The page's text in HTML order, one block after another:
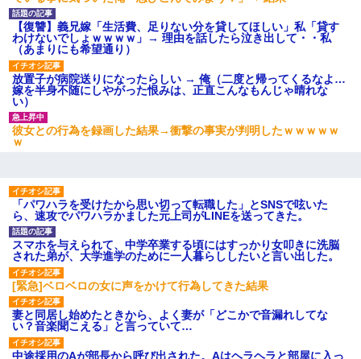
【クズ】昔、兄がお見合いして「ブスすぎｗｗｗ」と断った女性
が、兄の同級生と結婚。それを知った兄は荒れ狂い、｢嫁さん、俺
のお古ですが気分はどう？」とメールを送った→
【復讐】義兄嫁「生活費、足りない分を貸してほしい」私「貸す
わけないでしょｗｗｗｗ」→ 理由を話したら泣き出して・・私
（あまりにも希望通り）
放置子が病院送りになったらしい → 俺（二度と帰ってくるなよ…
嫁を半身不随にしやがった恨みは、正直こんなもんじゃ晴れな
い）
彼女との行為を録画した結果→衝撃の事実が判明したｗｗｗｗｗ
ｗ
「パワハラを受けたから思い切って転職した」とSNSで呟いた
ら、速攻でパワハラかました元上司がLINEを送ってきた。
スマホを与えられて、中学卒業する頃にはすっかり女叩きに洗脳
された弟が、大学進学のために一人暮らししたいと言い出した。
[緊急]ベロベロの女に声をかけて行為してきた結果
妻と同居し始めたときから、よく妻が「どこかで音漏れしてな
い？音楽聞こえる」と言っていて…
中途採用のAが部長から呼び出された。Aはヘラヘラと部屋に入っ